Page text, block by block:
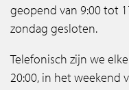
geopend van 9:00 tot
zondag gesloten.
Telefonisch zijn we
20:00, in het weekend